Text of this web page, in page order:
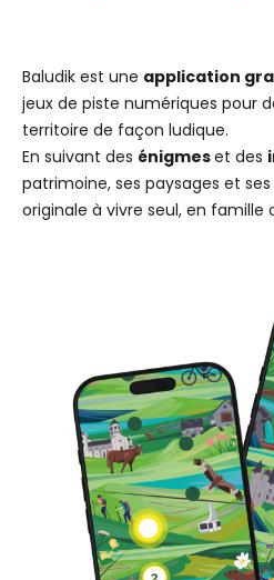
Baludik est une application
jeux de piste numériques pour
territoire de façon ludique.
En suivant des énigmeset des
patrimoine, ses paysages et ses
originale à vivre seul, en famille